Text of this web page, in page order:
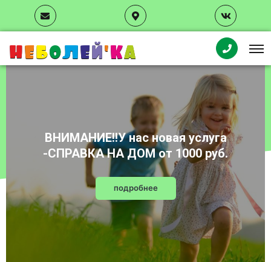
НЕБОЛЕЙ'КА
ВНИМАНИЕ!!У нас новая услуга
-СПРАВКА НА ДОМ от 1000 руб.
подробнее